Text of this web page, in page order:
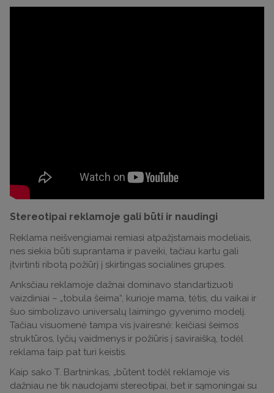
Stereotipai reklamoje gali būti ir naudingi
Reklama neišvengiamai remiasi atpažįstamais modeliais,
nes siekia būti suprantama ir paveiki, tačiau kartu gali
įtvirtinti ribotą požiūrį į skirtingas socialines grupes.
Anksčiau reklamoje dažnai dominavo standartizuoti
vaizdiniai – „tobula šeima“, kurioje mama, tėtis, du vaikai ir
šuo simbolizavo universalų laimingo gyvenimo modelį.
Tačiau visuomenė tampa vis įvairesnė: keičiasi šeimos
struktūros, lyčių vaidmenys ir požiūris į saviraišką, todėl
reklama taip pat turi keistis.
Kaip sako T. Bartninkas, „būtent todėl reklamoje vis
dažniau ne tik naudojami stereotipai, bet ir sąmoningai su